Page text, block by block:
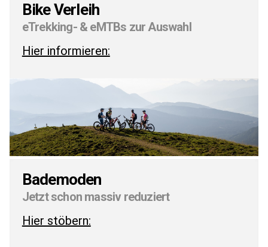
Bike Verleih
eTrekking- & eMTBs zur Auswahl
Hier informieren:
Bademoden
Jetzt schon massiv reduziert
Hier stöbern: